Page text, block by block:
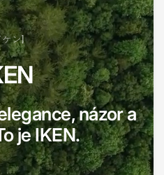
ケン]
názor a
je IKEN.